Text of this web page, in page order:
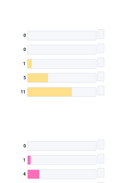
0
0
1
5
11
0
1
4